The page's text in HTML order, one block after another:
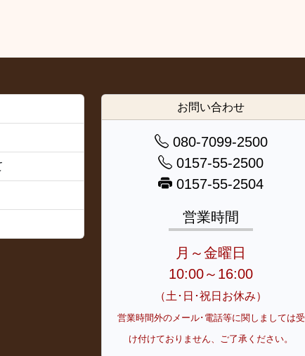
お問い合わせ
080-7099-2500
0157-55-2500
0157-55-2504
営業時間
月～金曜日
10:00～16:00
（土･日･祝日お休み）
営業時間外のメール･電話等に関しましては受
け付けておりません、ご了承ください。